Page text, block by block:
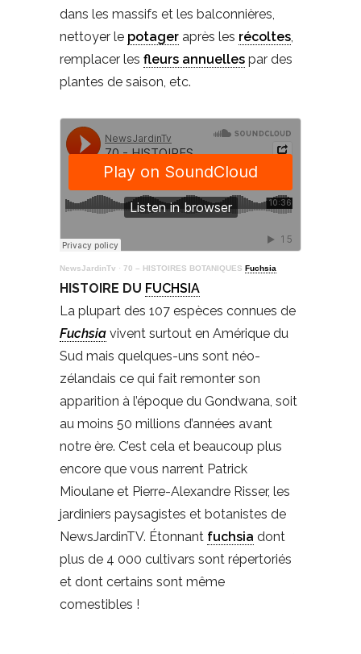
dans les massifs et les balconnières,
nettoyer le potager après les récoltes
remplacer les fleurs annuelles par des
plantes de saison, etc.
NewsJardinTv · 70 – HISTOIRES BOTANIQUES Fuchsia
HISTOIRE DU FUCHSIA
La plupart des 107 espèces connues de
Fuchsia vivent surtout en Amérique du
Sud mais quelques-uns sont néo-
zélandais ce qui fait remonter son
apparition à l’époque du Gondwana, soit
au moins 50 millions d’années avant
notre ère. C’est cela et beaucoup plus
encore que vous narrent Patrick
Mioulane et Pierre-Alexandre Risser, les
jardiniers paysagistes et botanistes de
NewsJardinTV. Étonnant fuchsia dont
plus de 4 000 cultivars sont répertoriés
et dont certains sont même
comestibles !